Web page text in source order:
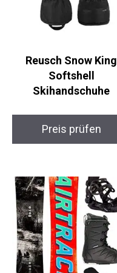
Reusch Snow King
Softshell
Preis prüfen